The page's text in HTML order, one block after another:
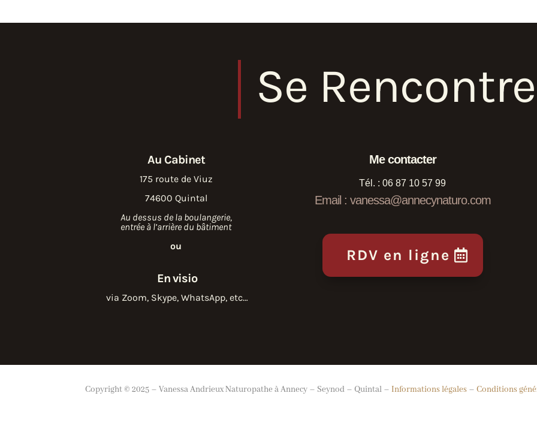
Se
Au Cabinet
175 route de Viuz
74600 Quintal
Au dessus de la boulangerie,
entrée à l’arrière du bâtiment
ou
En visio
via Zoom, Skype, WhatsApp, etc…
Me contacter
Tél. :06 87 10 57 99
Email : vanessa@annecynaturo.com
RDV en ligne
Copyright © 2025 – Vanessa Andrieux Naturopathe à Annecy – Seynod – Quintal – Informations légales – Conditions